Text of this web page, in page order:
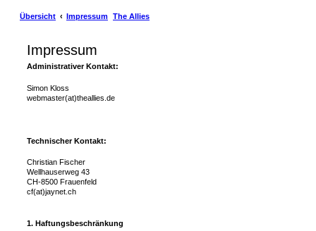
Übersicht Impressum The Allies
Impressum
Administrativer Kontakt:
Simon Kloss
webmaster(at)theallies.de
Technischer Kontakt:
Christian Fischer
Wellhauserweg 43
CH-8500 Frauenfeld
cf(at)jaynet.ch
1. Haftungsbeschränkung